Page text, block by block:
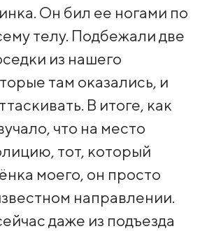
Он бил ее ногами по
телу. Подбежали две
из нашего
там оказались, и
В итоге, как
что на место
тот, который
моего, он просто
направлении.
даже из подъезда